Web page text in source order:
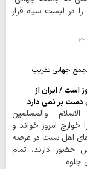
در لیست سیاه قرار
جهانی تقریب
است / ایران از
بر نمی دارد
والمسلمین
امروز خواند و
اهل سنت در عرصه
حضور دارند، تمام
جلوه…